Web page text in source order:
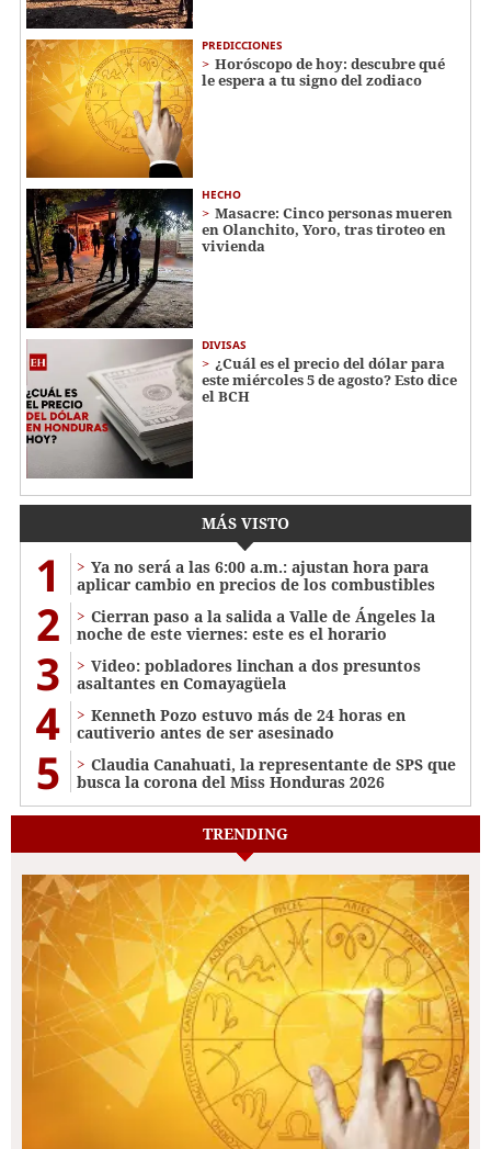
PREDICCIONES
Horóscopo de hoy: descubre qué
le espera a tu signo del zodiaco
HECHO
Masacre: Cinco personas mueren
en Olanchito, Yoro, tras tiroteo en
vivienda
DIVISAS
¿Cuál es el precio del dólar para
este miércoles 5 de agosto? Esto dice
el BCH
MÁS VISTO
1
Ya no será a las 6:00 a.m.: ajustan hora para
aplicar cambio en precios de los combustibles
2
Cierran paso a la salida a Valle de Ángeles la
noche de este viernes: este es el horario
3
Video: pobladores linchan a dos presuntos
asaltantes en Comayagüela
4
Kenneth Pozo estuvo más de 24 horas en
cautiverio antes de ser asesinado
5
Claudia Canahuati, la representante de SPS que
busca la corona del Miss Honduras 2026
TRENDING